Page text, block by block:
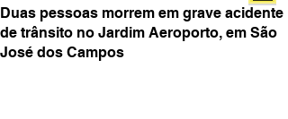
Duas pessoas morrem em grave acidente
de trânsito no Jardim Aeroporto, em São
José dos Campos